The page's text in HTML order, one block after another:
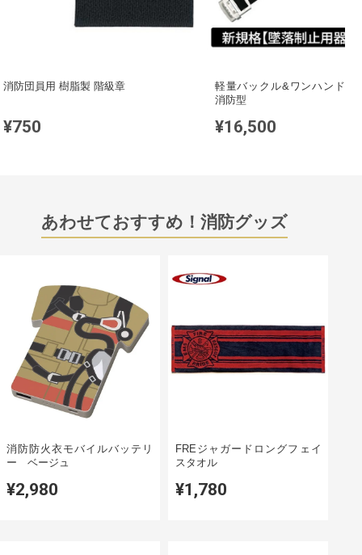
消防団員用 樹脂製 階級章
¥750
軽量バックル&ワンハンドリ
消防型
¥16,500
あわせておすすめ！消防グッズ
消防防火衣モバイルバッテリ
ー ベージュ
¥2,980
FREジャガードロングフェイ
スタオル
¥1,780